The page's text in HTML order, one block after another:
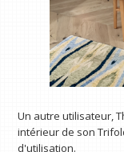
Un autre utilisateur,
intérieur de son
d'utilisation.